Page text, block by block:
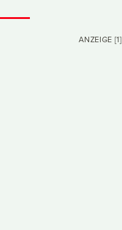
ANZEIGE [1]